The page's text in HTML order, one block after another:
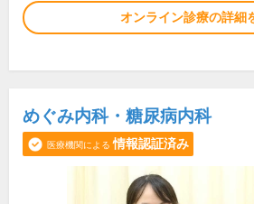
オンライン診療の詳細
めぐみ内科・糖尿病内科
医療機関による 情報認証済み